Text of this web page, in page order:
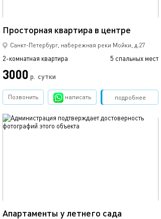
Просторная квартира в центре
Санкт-Петербург, набережная реки Мойки, д.27
2-комнатная квартира 5 спальных мест
3000 р. сутки
подробнее
Позвонить написать Забронировать
Апартаменты у летнего сада
обновлено 09.09.2024